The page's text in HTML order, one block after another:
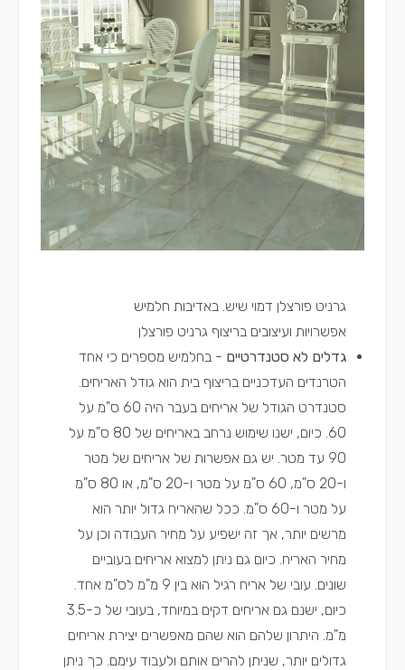
גרניט פורצלן דמוי שיש. באדיבות חלמיש
אפשרויות ועיצובים בריצוף גרניט פורצלן
גדלים לא סטנדרטיים - בחלמיש מספרים כי אחד
הטרנדים העדכניים בריצוף בית הוא גודל האריחים.
סטנדרט הגודל של אריחים בעבר היה 60 ס"מ על
60. כיום, ישנו שימוש נרחב באריחים של 80 ס"מ על
90 עד מטר. יש גם אפשרות של אריחים של מטר
ו-20 ס"מ, 60 ס"מ על מטר ו-20 ס"מ, או 80 ס"מ
על מטר ו-60 ס"מ. ככל שהאריח גדול יותר הוא
מרשים יותר, אך זה ישפיע על מחיר העבודה וכן על
מחיר האריח. כיום גם ניתן למצוא אריחים בעוביים
שונים. עובי של אריח רגיל הוא בין 9 מ"מ לס"מ אחד.
כיום, ישנם גם אריחים דקים במיוחד, בעובי של כ-3.5
מ"מ. היתרון שלהם הוא שהם מאפשרים יצירת אריחים
גדולים יותר, שניתן להרים אותם ולעבוד עימם. כך ניתן